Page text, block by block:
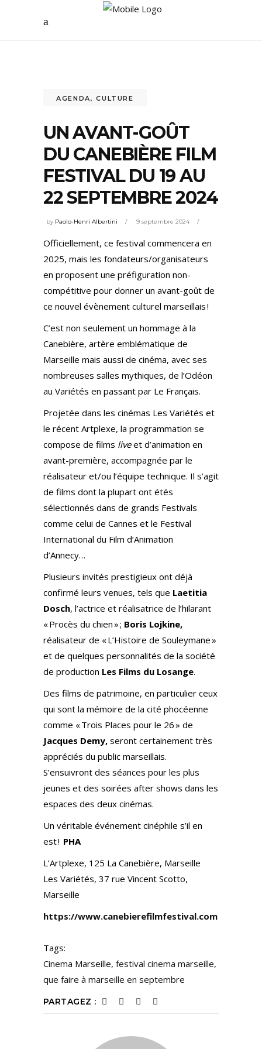
AGENDA,CULTURE
UN AVANT-GOÛT
DU CANEBIÈRE FILM
FESTIVAL DU 19 AU
22 SEPTEMBRE 2024
by Paolo-Henri Albertini 9 septembre 2024
Officiellement, ce festival commencera en
2025, mais les fondateurs/organisateurs
en proposent une préfiguration non-
compétitive pour donner un avant-goût de
ce nouvel évènement culturel marseillais !
C’est non seulement un hommage à la
Canebière, artère emblématique de
Marseille mais aussi de cinéma, avec ses
nombreuses salles mythiques, de l’Odéon
au Variétés en passant par Le Français.
Projetée dans les cinémas Les Variétés et
le récent Artplexe, la programmation se
compose de films liveet d’animation en
avant-première, accompagnée par le
réalisateur et/ou l’équipe technique. Il s’agit
de films dont la plupart ont étés
sélectionnés dans de grands Festivals
comme celui de Cannes et le Festival
International du Film d’Animation
d’Annecy…
Plusieurs invités prestigieux ont déjà
confirmé leurs venues, tels que Laetitia
Dosch, l’actrice et réalisatrice de l’hilarant
« Procès du chien » ; Boris Lojkine,
réalisateur de « L’Histoire de Souleymane »
et de quelques personnalités de la société
de production Les Films du Losange.
Des films de patrimoine, en particulier ceux
qui sont la mémoire de la cité phocéenne
comme « Trois Places pour le 26 » de
Jacques Demy, seront certainement très
appréciés du public marseillais.
S’ensuivront des séances pour les plus
jeunes et des soirées after shows dans les
espaces des deux cinémas.
Un véritable événement cinéphile s’il en
est ! PHA
L’Artplexe, 125 La Canebière, Marseille
Les Variétés, 37 rue Vincent Scotto,
Marseille
https://www.canebierefilmfestival.com
Tags:
Cinema Marseille, festival cinema marseille,
que faire à marseille en septembre
PARTAGEZ :